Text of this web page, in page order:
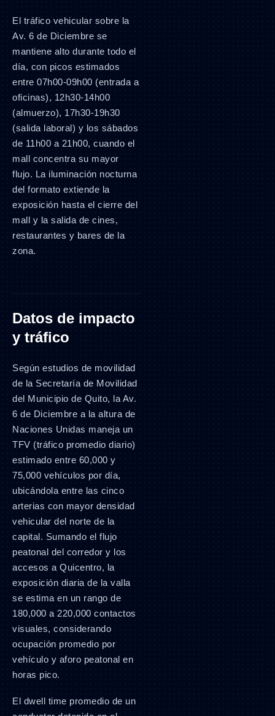
El tráfico vehicular sobre la
Av. 6 de Diciembre se
mantiene alto durante todo el
día, con picos estimados
entre 07h00-09h00 (entrada a
oficinas), 12h30-14h00
(almuerzo), 17h30-19h30
(salida laboral) y los sábados
de 11h00 a 21h00, cuando el
mall concentra su mayor
flujo. La iluminación nocturna
del formato extiende la
exposición hasta el cierre del
mall y la salida de cines,
restaurantes y bares de la
zona.
Datos de impacto
y tráfico
Según estudios de movilidad
de la Secretaría de Movilidad
del Municipio de Quito, la Av.
6 de Diciembre a la altura de
Naciones Unidas maneja un
TFV (tráfico promedio diario)
estimado entre 60,000 y
75,000 vehículos por día,
ubicándola entre las cinco
arterias con mayor densidad
vehicular del norte de la
capital. Sumando el flujo
peatonal del corredor y los
accesos a Quicentro, la
exposición diaria de la valla
se estima en un rango de
180,000 a 220,000 contactos
visuales, considerando
ocupación promedio por
vehículo y aforo peatonal en
horas pico.
El dwell time promedio de un